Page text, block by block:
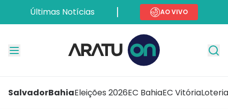
Últimas Notícias AO VIVO
SalvadorBahiaEleições 2026EC BahiaEC Vitória